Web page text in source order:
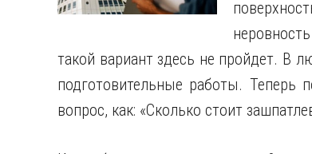
такой вариант здесь не пройдет. В
подготовительные работы. Теперь
вопрос, как: «Сколько стоит